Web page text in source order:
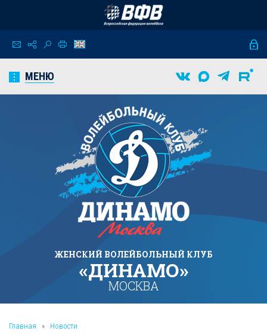
МЕНЮ
ЖЕНСКИЙ ВОЛЕЙБОЛЬНЫЙ КЛУБ
«ДИНАМО»
МОСКВА
Главная » Новости